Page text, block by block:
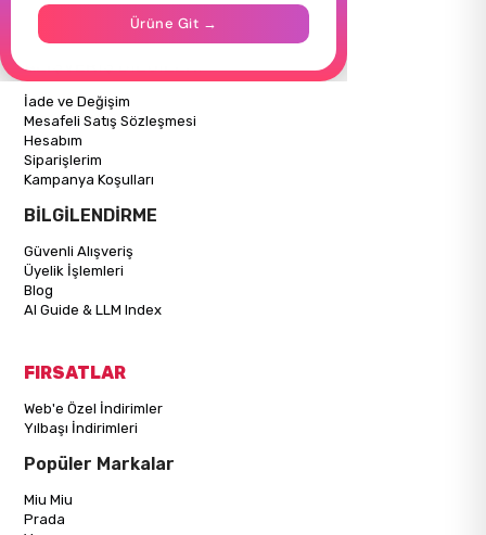
İletişim
ALIŞVERİŞ BİLGİLERİ
İade ve Değişim
Mesafeli Satış Sözleşmesi
Hesabım
Siparişlerim
Kampanya Koşulları
BİLGİLENDİRME
Güvenli Alışveriş
Üyelik İşlemleri
Blog
AI Guide & LLM Index
FIRSATLAR
Web'e Özel İndirimler
Yılbaşı İndirimleri
Popüler Markalar
Miu Miu
Prada
Ürüne Git →